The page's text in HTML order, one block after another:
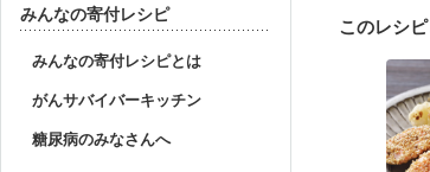
みんなの寄付レシピ
みんなの寄付レシピとは
がんサバイバーキッチン
糖尿病のみなさんへ
このレシ